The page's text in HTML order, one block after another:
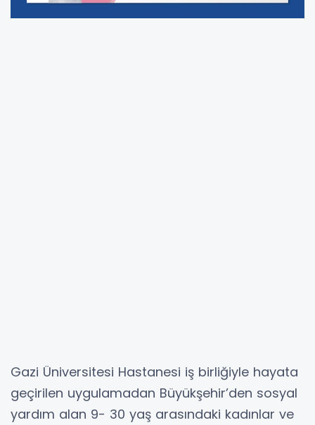
Gazi Üniversitesi Hastanesi iş birliğiyle hayata
geçirilen uygulamadan Büyükşehir’den sosyal
yardım alan 9- 30 yaş arasındaki kadınlar ve